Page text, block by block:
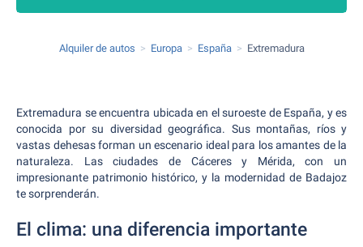
Alquiler de autos Europa España Extremadura
Extremadura se encuentra ubicada en el suroeste de España, y es
conocida por su diversidad geográfica. Sus montañas, ríos y
vastas dehesas forman un escenario ideal para los amantes de la
naturaleza. Las ciudades de Cáceres y Mérida, con un
impresionante patrimonio histórico, y la modernidad de Badajoz
te sorprenderán.
El clima: una diferencia importante